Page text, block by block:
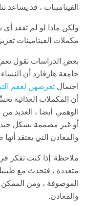
الفيتامينات ، قد يساعد
ولكن ماذا لو لم تفقد
مكملات الفيتامينات
بعض الدراسات تقول
جامعة هارفارد أن
احتمال تعرضهن لعقم
أن المكملات الغذائية
الوهمي. أيضا ، العديد
أو غير مصممة بشكل جيد.
والمعادن التي يعتقد
ملاحظة: إذا كنت تفكر في
متعددة ، فتحدث مع
الموصوفة ، ومن الممكن
والمعادن.